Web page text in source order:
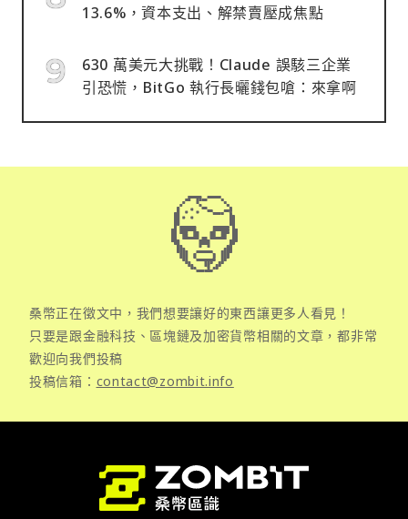
13.6%，資本支出、解禁賣壓成焦點
630 萬美元大挑戰！Claude 誤駭三企業
引恐慌，BitGo 執行長曬錢包嗆：來拿啊
桑幣正在徵文中，我們想要讓好的東西讓更多人看見！
只要是跟金融科技、區塊鏈及加密貨幣相關的文章，都非常
歡迎向我們投稿
投稿信箱： contact@zombit.info